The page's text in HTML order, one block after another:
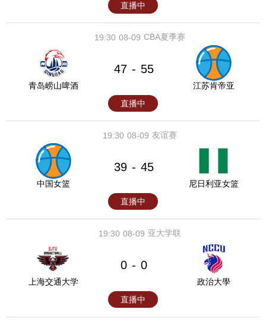
直播中
08-09
19:30 CBA夏季赛
青岛崂山啤酒
47 - 55
江苏肯帝亚
直播中
08-09
19:30 友谊赛
中国女篮
39 - 45
尼日利亚女篮
直播中
08-09
19:30 亚大学联
上海交通大学
0 - 0
政治大學
直播中